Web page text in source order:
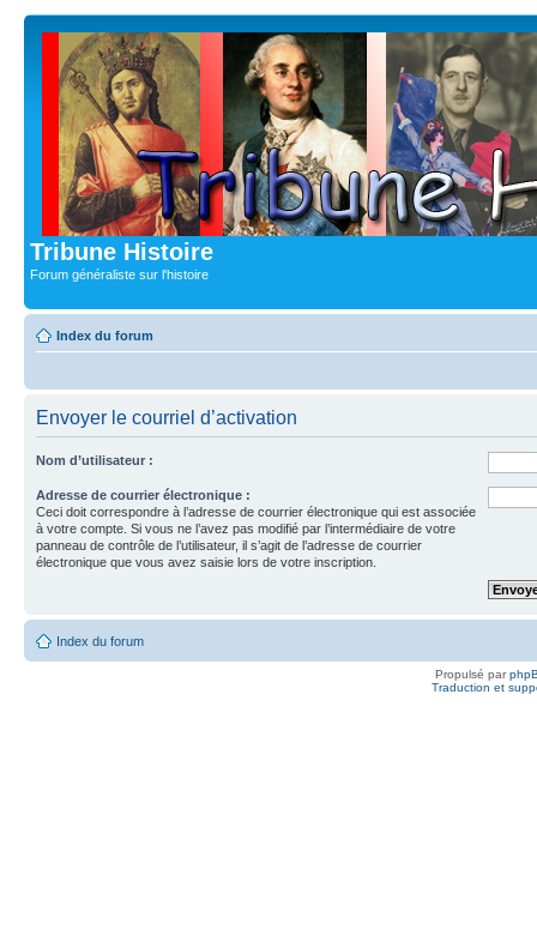
Tribune Histoire
Forum généraliste sur l'histoire
Index du forum
Envoyer le courriel d’activation
Nom d’utilisateur :
Adresse de courrier électronique :
Ceci doit correspondre à l’adresse de courrier électronique qui est associée
à votre compte. Si vous ne l’avez pas modifié par l’intermédiaire de votre
panneau de contrôle de l’utilisateur, il s’agit de l’adresse de courrier
électronique que vous avez saisie lors de votre inscription.
Index du forum
Propulsé par
Traduction et